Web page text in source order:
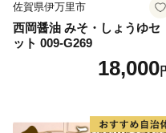
佐賀県伊万里市
西岡醤油 みそ・しょうゆセ
ット 009-G269
18,000